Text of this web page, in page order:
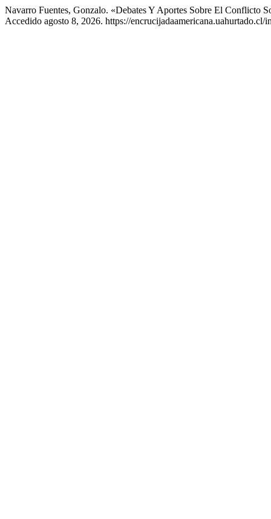
Navarro Fuentes, Gonzalo. «Debates Y Aportes Sobre El Conflicto
Accedido agosto 8, 2026. https://encrucijadaamericana.uahurtado.cl/